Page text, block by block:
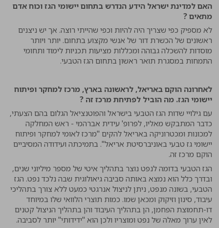
האם למדינת ישראל הידע הנדרש בתחום יישומי הגז וכוח אדם
מתאים ?
לא מספיק כפי שצריך היה להיות וכפי שהייתי רוצה. אך יש ניצנים
ראשונים של הכשרת דור של אנשי מקצוע בתחום. יותר ויותר
מוסדות להשכלה גבוהה ומכללות מציעות תכניות לימוד ותחומי
התמחות במסגרת תואר ראשון בתחום הגז הטבעי.
לאחרונה הוקם באריאל, לראשונה בארץ, מרכז למחקר ופיתוח
יישומי הגז. מה הוביל לפתיחת מרכז זה ?
עם גילויי שדות הגז הטבעי בישראל והפוטנציאל הגלום בהם הצעתי,
כדבר המתבקש מאליו, לפרופ' עידית אברהמי - ראש המחלקה
למכונות ומכטרוניקה באריאל להקים "מרכז לאומי למחקר ופיתוח
יישומי גז טבעי באוניברסיטת אריאל". בתמיכתה ועידודה המסיביים
הוקם מרכז זה.
הגז הטבעי בדומה לנפט נוצר בתהליך איטי של מספר מיליוני שנים,
ובדרך כלל הוא נמצא באותה סביבה גיאולוגית שבה נלכד נפט. הגז
הטבעי, בשונה מנפט, ניתן לניצול אנרגטי כמעט ללא צורך בתהליכי
עיבוד, סינון וזיקוק ומכאן שמו. כמות תוצרי הלוואי שלו במיוחד
דו-תחמוצת הפחמן, הן בתהליך העיבוד והן בתהליך הניצול קטנים
לאין ערוך מאלה של נפט ומוצריו ולכן הוא "ידידותי" יותר לסביבה.